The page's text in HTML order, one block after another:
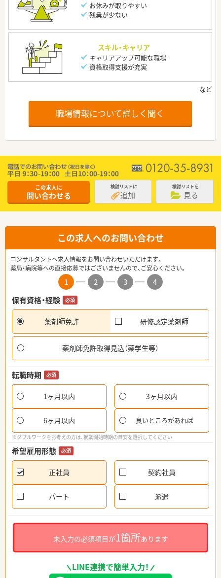
お休みが取りやすい
残業が少ない
スキル・キャリア
キャリアアップ可能な職場
資格取得支援が充実
職場情報について詳しく聞く
この求人に
問い合わせる
検討リストに
追加
検討リストを
見る
この求人へのお問い合わせ
コンサルタントへ求人情報をお問い合わせいただけます。
薬局・病院等への直接応募ではございませんので、ご安心ください。
1 2 3
4
保有資格・経験
必須
薬剤師免許 研修認定薬剤師
薬剤師免許取得見込（薬学生等）
転職時期 必須
1ヶ月以内 3ヶ月以内
6ヶ月以内 良いところがあれば
※ダブルワークをお考えの方は、就業開始時期の目安を選択してください
希望雇用形態 必須
正社員 契約社員
パート 派遣
未入力の必須項目が1箇所あります
LINE連携で簡単入力！